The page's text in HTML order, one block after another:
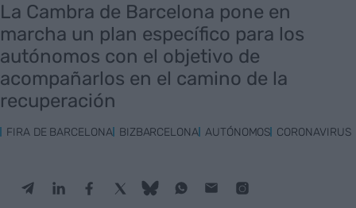
La Cambra de Barcelona pone en
marcha un plan específico para los
autónomos con el objetivo de
acompañarlos en el camino de la
recuperación
FIRA DE BARCELONA BIZBARCELONA AUTÓNOMOS CORONAVIRUS